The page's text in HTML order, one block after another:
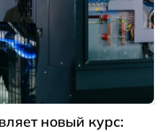
новый курс: